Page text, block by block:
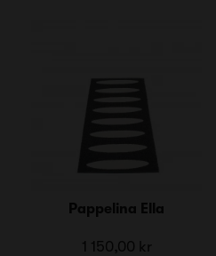
Pappelina Ella
1 150,00 kr